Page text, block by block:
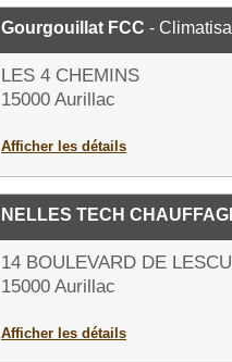
Gourgouillat FCC -
LES 4 CHEMINS
15000 Aurillac
Afficher les détails
NELLES TECH
14 BOULEVARD DE
15000 Aurillac
Afficher les détails